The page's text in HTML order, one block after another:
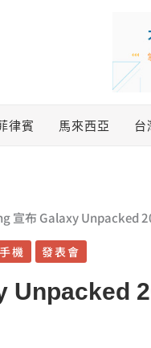
律賓 馬來西亞 台
宣布 Galaxy Unpacked
機 發表會